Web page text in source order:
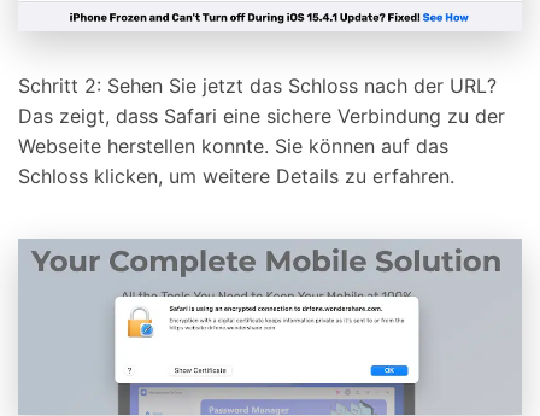
Schritt 2: Sehen Sie jetzt das Schloss nach der URL?
Das zeigt, dass Safari eine sichere Verbindung zu der
Webseite herstellen konnte. Sie können auf das
Schloss klicken, um weitere Details zu erfahren.